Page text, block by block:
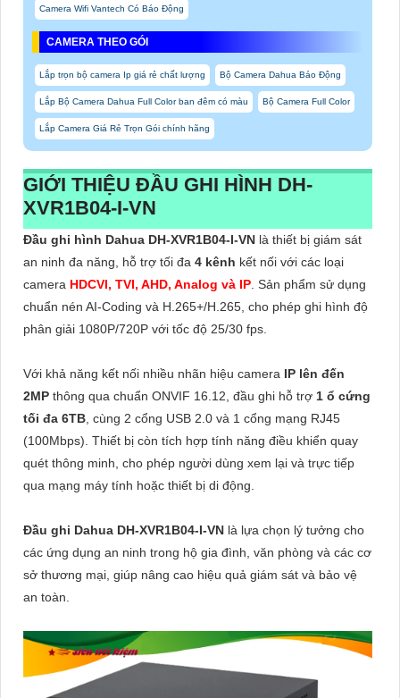
Camera Wifi Vantech Có Báo Động
CAMERA THEO GÓI
Lắp trọn bộ camera Ip giá rẻ chất lượng Bộ Camera Dahua Báo Động
Lắp Bộ Camera Dahua Full Color ban đêm có màu Bộ Camera Full Color
Lắp Camera Giá Rẻ Trọn Gói chính hãng
GIỚI THIỆU ĐẦU GHI HÌNH DH-
XVR1B04-I-VN
Đầu ghi hình Dahua DH-XVR1B04-I-VN là thiết bị giám sát
an ninh đa năng, hỗ trợ tối đa 4 kênh kết nối với các loại
camera HDCVI, TVI, AHD, Analog và IP . Sản phẩm sử dụng
chuẩn nén AI-Coding và H.265+/H.265, cho phép ghi hình độ
phân giải 1080P/720P với tốc độ 25/30 fps.
Với khả năng kết nối nhiều nhãn hiệu camera IP lên đến
2MP thông qua chuẩn ONVIF 16.12, đầu ghi hỗ trợ 1 ổ cứng
tối đa 6TB , cùng 2 cổng USB 2.0 và 1 cổng mạng RJ45
(100Mbps). Thiết bị còn tích hợp tính năng điều khiển quay
quét thông minh, cho phép người dùng xem lại và trực tiếp
qua mạng máy tính hoặc thiết bị di động.
Đầu ghi Dahua DH-XVR1B04-I-VN là lựa chọn lý tưởng cho
các ứng dụng an ninh trong hộ gia đình, văn phòng và các cơ
sở thương mại, giúp nâng cao hiệu quả giám sát và bảo vệ
an toàn.